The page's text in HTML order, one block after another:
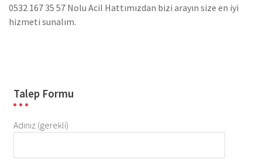
0532 167 35 57 Nolu Acil Hattımızdan bizi arayın size en iyi
hizmeti sunalım.
Talep Formu
Adınız (gerekli)